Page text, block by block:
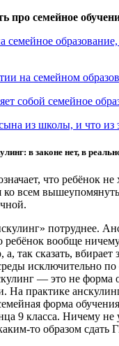
про семейное
семейное
на семейном
собой семейное
из школы, и что
в законе нет, в
что ребёнок не
ко всем
потруднее.
ребёнок вообще
так сказать, вбирает
исключительно по
— это не форма
На практике
форма
9 класса. Ничему не
то образом сдать